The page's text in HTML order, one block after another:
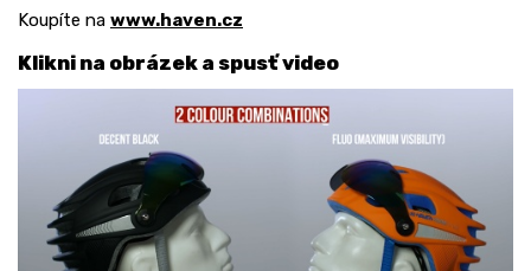
Koupíte na www.haven.cz
Klikni na obrázek a spusť video